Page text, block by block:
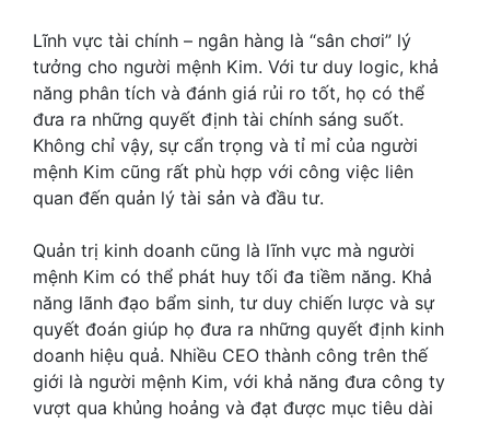
Lĩnh vực tài chính – ngân hàng là “sân chơi” lý
tưởng cho người mệnh Kim. Với tư duy logic, khả
năng phân tích và đánh giá rủi ro tốt, họ có thể
đưa ra những quyết định tài chính sáng suốt.
Không chỉ vậy, sự cẩn trọng và tỉ mỉ của người
mệnh Kim cũng rất phù hợp với công việc liên
quan đến quản lý tài sản và đầu tư.
Quản trị kinh doanh cũng là lĩnh vực mà người
mệnh Kim có thể phát huy tối đa tiềm năng. Khả
năng lãnh đạo bẩm sinh, tư duy chiến lược và sự
quyết đoán giúp họ đưa ra những quyết định kinh
doanh hiệu quả. Nhiều CEO thành công trên thế
giới là người mệnh Kim, với khả năng đưa công ty
vượt qua khủng hoảng và đạt được mục tiêu dài